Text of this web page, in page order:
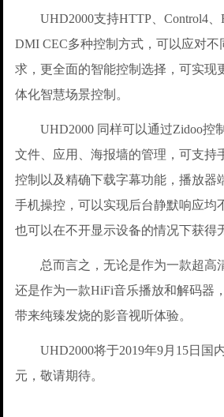
UHD2000支持HTTP、Control4、
DMI CEC多种控制方式，可以应对不
求，更全面的智能控制选择，可实现
体化智慧场景控制。
UHD2000 同样可以通过Zidoo控
文件、应用、海报墙的管理，可支持
控制以及精确下载字幕功能，播放器
手机操控，可以实现后台静默响应均
也可以在不开显示设备的情况下获得
总而言之，无论是作为一款超高
还是作为一款HiFi音乐播放和解码器
带来纯臻发烧的影音视听体验。
UHD2000将于2019年9月15日国
元，敬请期待。